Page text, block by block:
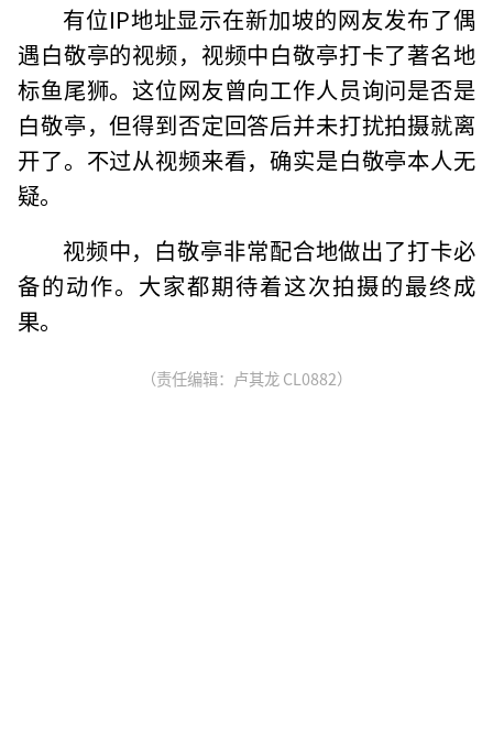
有位IP地址显示在新加坡的网友发布了偶
遇白敬亭的视频，视频中白敬亭打卡了著名地
标鱼尾狮。这位网友曾向工作人员询问是否是
白敬亭，但得到否定回答后并未打扰拍摄就离
开了。不过从视频来看，确实是白敬亭本人无
疑。
视频中，白敬亭非常配合地做出了打卡必
备的动作。大家都期待着这次拍摄的最终成
果。
（责任编辑：卢其龙 CL0882）